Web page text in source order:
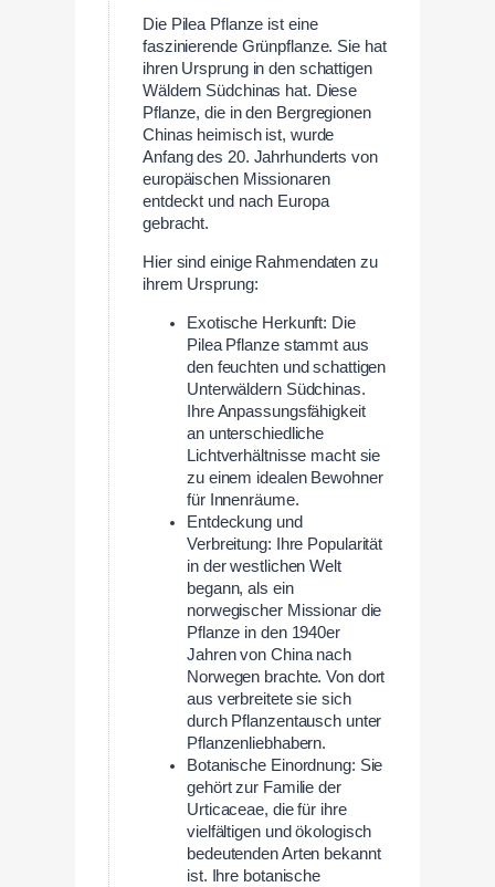
Die Pilea Pflanze ist eine
faszinierende Grünpflanze. Sie hat
ihren Ursprung in den schattigen
Wäldern Südchinas hat. Diese
Pflanze, die in den Bergregionen
Chinas heimisch ist, wurde
Anfang des 20. Jahrhunderts von
europäischen Missionaren
entdeckt und nach Europa
gebracht.
Hier sind einige Rahmendaten zu
ihrem Ursprung:
Exotische Herkunft: Die
Pilea Pflanze stammt aus
den feuchten und schattigen
Unterwäldern Südchinas.
Ihre Anpassungsfähigkeit
an unterschiedliche
Lichtverhältnisse macht sie
zu einem idealen Bewohner
für Innenräume.
Entdeckung und
Verbreitung: Ihre Popularität
in der westlichen Welt
begann, als ein
norwegischer Missionar die
Pflanze in den 1940er
Jahren von China nach
Norwegen brachte. Von dort
aus verbreitete sie sich
durch Pflanzentausch unter
Pflanzenliebhabern.
Botanische Einordnung: Sie
gehört zur Familie der
Urticaceae, die für ihre
vielfältigen und ökologisch
bedeutenden Arten bekannt
ist. Ihre botanische